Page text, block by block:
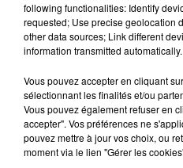
Crédit :Flash infos
podcasts/2022/03/2022-
56_6H_28032022.mp3
following functionalities: Identify
requested; Use precise geolocation
other data sources; Link different
information transmitted automatically.
Vous pouvez accepter en cliquant
sélectionnant les finalités et/ou
Vous pouvez également refuser en
accepter". Vos préférences ne
pouvez mettre à jour vos choix, ou
moment via le lien "Gérer les